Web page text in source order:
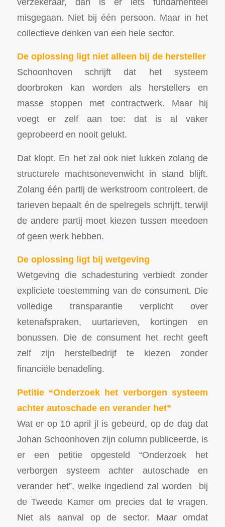
misgegaan. Niet bij één persoon. Maar in het
collectieve denken van een hele sector.
De oplossing ligt niet alleen bij de hersteller
Schoonhoven schrijft dat het systeem
doorbroken kan worden als herstellers en
masse stoppen met contractwerk. Maar hij
voegt er zelf aan toe: dat is al vaker
geprobeerd en nooit gelukt.
Dat klopt. En het zal ook niet lukken zolang de
structurele machtsonevenwicht in stand blijft.
Zolang één partij de werkstroom controleert, de
tarieven bepaalt én de spelregels schrijft, terwijl
de andere partij moet kiezen tussen meedoen
of geen werk hebben.
De oplossing ligt bij wetgeving
Wetgeving die schadesturing verbiedt zonder
expliciete toestemming van de consument. Die
volledige transparantie verplicht over
ketenafspraken, uurtarieven, kortingen en
bonussen. Die de consument het recht geeft
zelf zijn herstelbedrijf te kiezen zonder
financiële benadeling.
Petitie “Onderzoek het verborgen systeem
achter autoschade en verander het”
Wat er op 10 april jl is gebeurd, op de dag dat
Johan Schoonhoven zijn column publiceerde, is
er een petitie opgesteld “Onderzoek het
verborgen systeem achter autoschade en
verander het”, welke ingediend zal worden bij
de Tweede Kamer om precies dat te vragen.
Niet als aanval op de sector. Maar omdat